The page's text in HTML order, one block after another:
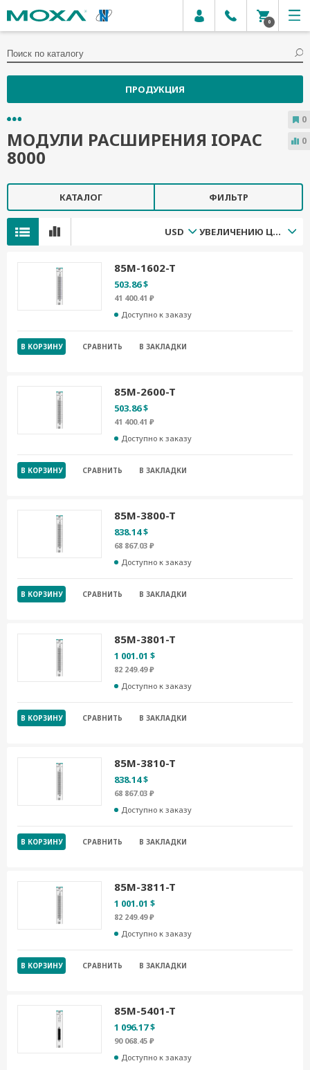
0
ПРОДУКЦИЯ
МОДУЛИ РАСШИРЕНИЯ IOPAC
8000
КАТАЛОГ ФИЛЬТР
USD УВЕЛИЧЕНИЮ ЦЕНЫ
85M-1602-T
503.86 $
41 400.41 ₽
Доступно к заказу
В КОРЗИНУ СРАВНИТЬ В ЗАКЛАДКИ
85M-2600-T
503.86 $
41 400.41 ₽
Доступно к заказу
В КОРЗИНУ СРАВНИТЬ В ЗАКЛАДКИ
85M-3800-T
838.14 $
68 867.03 ₽
Доступно к заказу
В КОРЗИНУ СРАВНИТЬ В ЗАКЛАДКИ
85M-3801-T
1 001.01 $
82 249.49 ₽
Доступно к заказу
В КОРЗИНУ СРАВНИТЬ В ЗАКЛАДКИ
85M-3810-T
838.14 $
68 867.03 ₽
Доступно к заказу
В КОРЗИНУ СРАВНИТЬ В ЗАКЛАДКИ
85M-3811-T
1 001.01 $
82 249.49 ₽
Доступно к заказу
В КОРЗИНУ СРАВНИТЬ В ЗАКЛАДКИ
85M-5401-T
1 096.17 $
90 068.45 ₽
Доступно к заказу
0
0